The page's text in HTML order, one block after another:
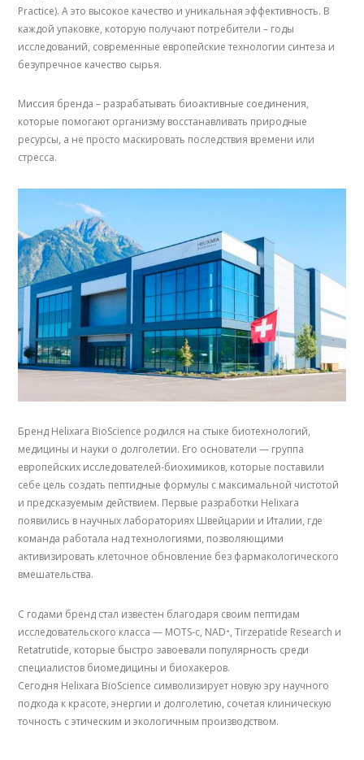
Practice). А это высокое качество и уникальная эффективность. В
каждой упаковке, которую получают потребители – годы
исследований, современные европейские технологии синтеза и
безупречное качество сырья.
Миссия бренда – разрабатывать биоактивные соединения,
которые помогают организму восстанавливать природные
ресурсы, а не просто маскировать последствия времени или
стресса.
Бренд Helixara BioScience родился на стыке биотехнологий,
медицины и науки о долголетии. Его основатели — группа
европейских исследователей-биохимиков, которые поставили
себе цель создать пептидные формулы с максимальной чистотой
и предсказуемым действием. Первые разработки Helixara
появились в научных лабораториях Швейцарии и Италии, где
команда работала над технологиями, позволяющими
активизировать клеточное обновление без фармакологического
вмешательства.
С годами бренд стал известен благодаря своим пептидам
исследовательского класса — MOTS-c, NAD⁺, Tirzepatide Research и
Retatrutide, которые быстро завоевали популярность среди
специалистов биомедицины и биохакеров.
Сегодня Helixara BioScience символизирует новую эру научного
подхода к красоте, энергии и долголетию, сочетая клиническую
точность с этическим и экологичным производством.